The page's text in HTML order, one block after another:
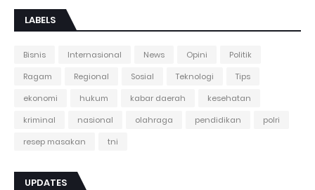
LABELS
Bisnis Internasional News Opini
Politik
Ragam
Regional Sosial Teknologi
Tips
ekonomi
hukum kabar daerah
kesehatan
kriminal
nasional olahraga pendidikan
polri
resep masakan
tni
UPDATES